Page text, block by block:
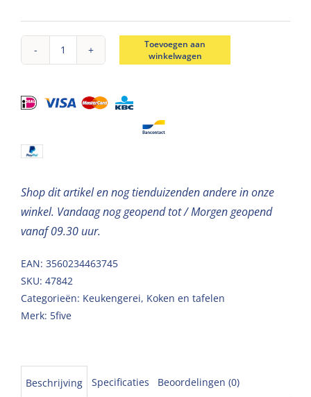
Multifunctionele
5-
Toevoegen aan
winkelwagen
Shop dit artikel en nog tienduizenden andere in onze
winkel. Vandaag nog geopend tot / Morgen geopend
vanaf 09.30 uur.
EAN: 3560234463745
SKU: 47842
Categorieën: Keukengerei, Koken en tafelen
Merk: 5five
Beschrijving Specificaties Beoordelingen (0)